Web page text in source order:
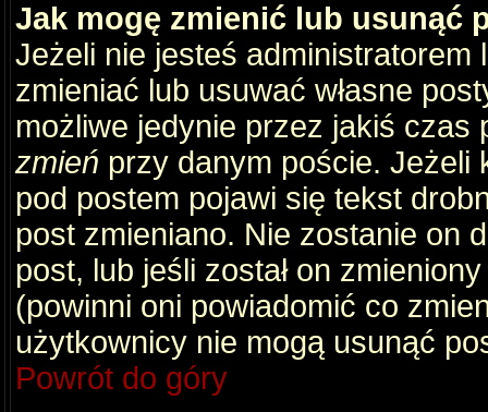
Jak mogę zmienić lub usunąć
Jeżeli nie jesteś
zmieniać lub usuwać własne
możliwe jedynie przez jakiś
zmień przy danym poście. Jeżeli
pod postem pojawi się tekst
post zmieniano. Nie zostanie on
post, lub jeśli został on
(powinni oni powiadomić co
użytkownicy nie mogą usunąć
Powrót do góry